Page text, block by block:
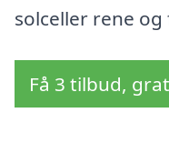
solceller rene
Få 3 tilbud,